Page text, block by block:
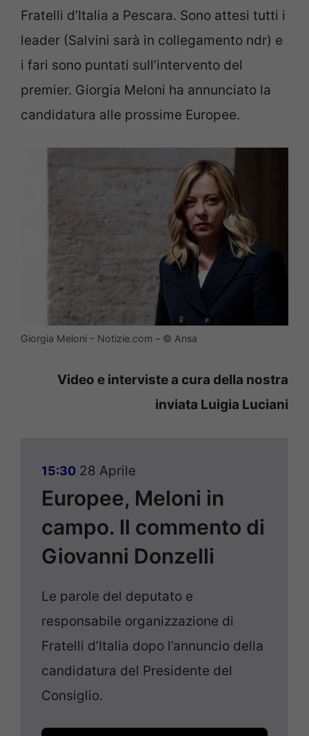
Fratelli d’Italia a Pescara. Sono attesi tutti i
leader (Salvini sarà in collegamento ndr) e
i fari sono puntati sull’intervento del
premier. Giorgia Meloni ha annunciato la
candidatura alle prossime Europee.
Giorgia Meloni – Notizie.com – © Ansa
Video e interviste a cura della nostra
inviata Luigia Luciani
15:30 28 Aprile
Europee, Meloni in
campo. Il commento di
Giovanni Donzelli
Le parole del deputato e
responsabile organizzazione di
Fratelli d’Italia dopo l’annuncio della
candidatura del Presidente del
Consiglio.